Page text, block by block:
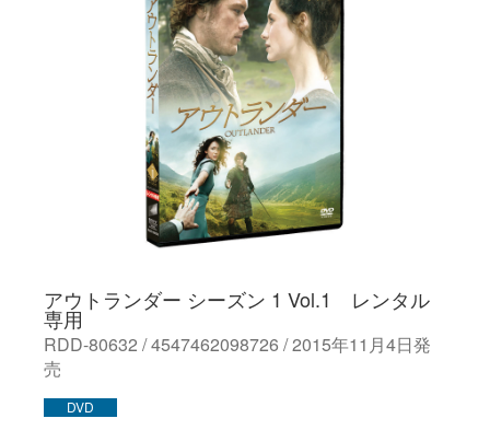
アウトランダー シーズン 1 Vol.1 レンタル
専用
RDD-80632 / 4547462098726 / 2015年11月4日発
売
DVD